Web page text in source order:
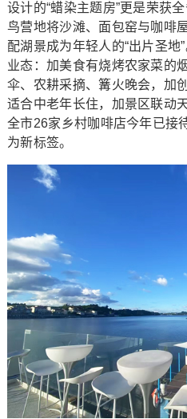
设计的“蜡染主题房”更是荣获
鸟营地将沙滩、面包窑与咖啡
配湖景成为年轻人的“出片圣地
业态：加美食有烧烤农家菜的
伞、农耕采摘、篝火晚会，加
适合中老年长住，加景区联动
全市26家乡村咖啡店今年已接
为新标签。